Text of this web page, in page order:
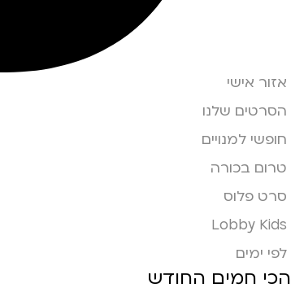
אזור אישי
הסרטים שלנו
חופשי למנויים
טרום בכורה
סרט פלוס
Lobby Kids
לפי ימים
הכי חמים החודש